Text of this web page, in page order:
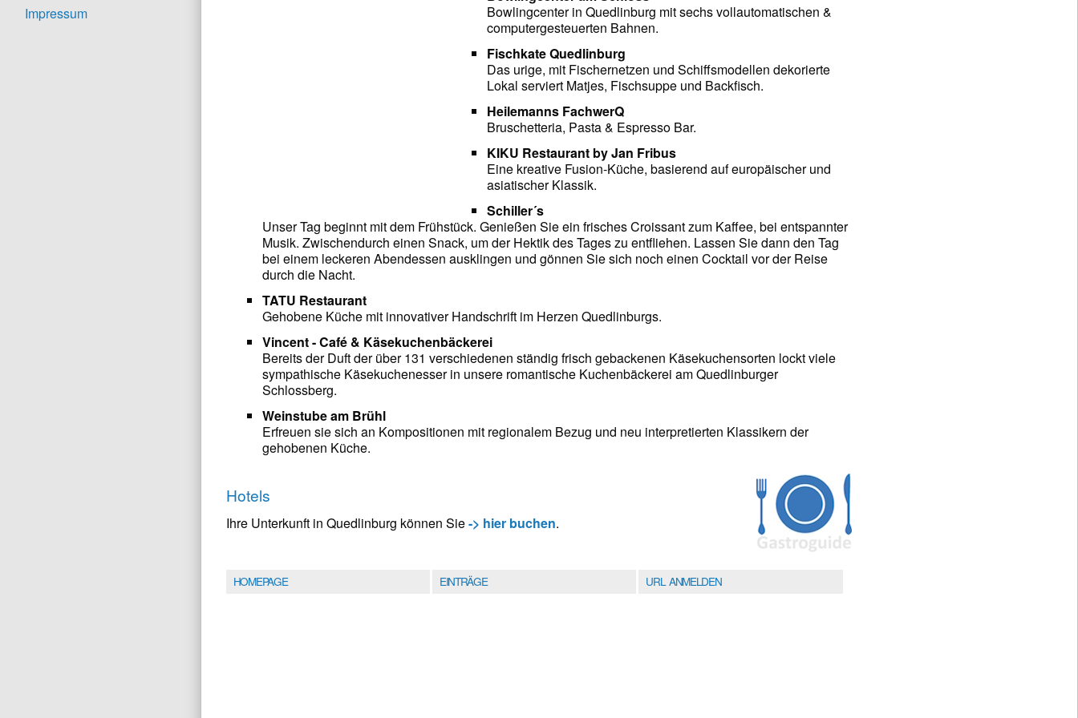
Impressum
Bowlingcenter in Quedlinburg mit sechs vollautomatischen &
computergesteuerten Bahnen.
Fischkate Quedlinburg
Das urige, mit Fischernetzen und Schiffsmodellen dekorierte
Lokal serviert Matjes, Fischsuppe und Backfisch.
Heilemanns FachwerQ
Bruschetteria, Pasta & Espresso Bar.
KIKU Restaurant by Jan Fribus
Eine kreative Fusion-Küche, basierend auf europäischer und
asiatischer Klassik.
Schiller´s
Unser Tag beginnt mit dem Frühstück. Genießen Sie ein frisches Croissant zum Kaffee, bei entspannter
Musik. Zwischendurch einen Snack, um der Hektik des Tages zu entfliehen. Lassen Sie dann den Tag
bei einem leckeren Abendessen ausklingen und gönnen Sie sich noch einen Cocktail vor der Reise
durch die Nacht.
TATU Restaurant
Gehobene Küche mit innovativer Handschrift im Herzen Quedlinburgs.
Vincent - Café & Käsekuchenbäckerei
Bereits der Duft der über 131 verschiedenen ständig frisch gebackenen Käsekuchensorten lockt viele
sympathische Käsekuchenesser in unsere romantische Kuchenbäckerei am Quedlinburger
Schlossberg.
Weinstube am Brühl
Erfreuen sie sich an Kompositionen mit regionalem Bezug und neu interpretierten Klassikern der
gehobenen Küche.
Hotels
Ihre Unterkunft in Quedlinburg können Sie-> hier buchen.
HOMEPAGE EINTRÄGE URL ANMELDEN